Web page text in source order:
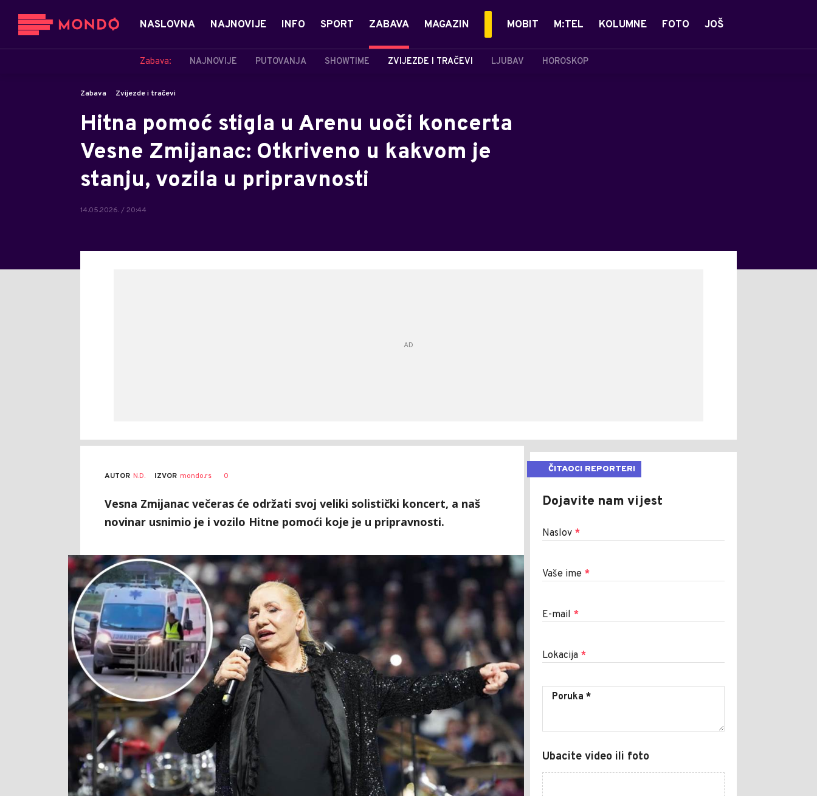
NASLOVNA NAJNOVIJE INFO SPORT ZABAVA
Zabava: NAJNOVIJE PUTOVANJA SHOWTIME ZVIJEZDE I TRAČEVI LJUBAV HOROSKOP
MAGAZIN MOBIT M:TEL KOLUMNE FOTO JOŠ
Zabava Zvijezde i tračevi
Hitna pomoć stigla u Arenu uoči koncerta
Vesne Zmijanac: Otkriveno u kakvom je
stanju, vozila u pripravnosti
14.05.2026. / 20:44
AUTOR N.D. IZVOR mondo.rs 0
Vesna Zmijanac večeras će održati svoj veliki solistički koncert, a naš
novinar usnimio je i vozilo Hitne pomoći koje je u pripravnosti.
ČITAOCI REPORTERI
Dojavite nam vijest
Naslov *
Vaše ime *
E-mail *
Lokacija *
Ubacite video ili foto